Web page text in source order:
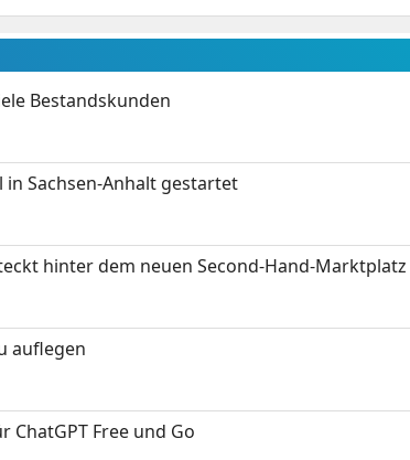
Bestandskunden
Sachsen-Anhalt gestartet
hinter dem neuen Second-Hand-Marktplatz
auflegen
ChatGPT Free und Go